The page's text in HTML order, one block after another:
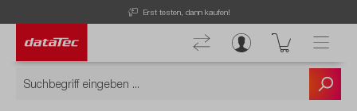
Erst testen, dann kaufen!